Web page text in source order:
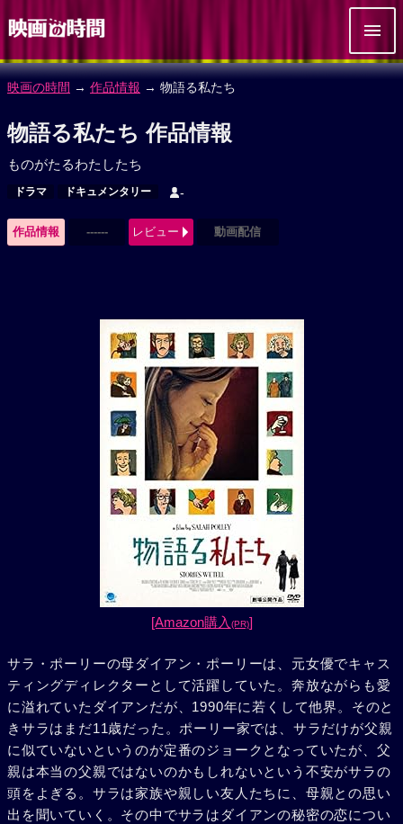
映画の時間 → 作品情報 → 物語る私たち
物語る私たち 作品情報
ものがたるわたしたち
ドラマ ドキュメンタリー -
作品情報 ------ レビュー 動画配信
[Amazon購入 (PR)]
サラ・ポーリーの母ダイアン・ポーリーは、元女優でキャス
ティングディレクターとして活躍していた。奔放ながらも愛
に溢れていたダイアンだが、1990年に若くして他界。そのと
きサラはまだ11歳だった。ポーリー家では、サラだけが父親
に似ていないというのが定番のジョークとなっていたが、父
親は本当の父親ではないのかもしれないという不安がサラの
頭をよぎる。サラは家族や親しい友人たちに、母親との思い
出を聞いていく。その中でサラはダイアンの秘密の恋につい